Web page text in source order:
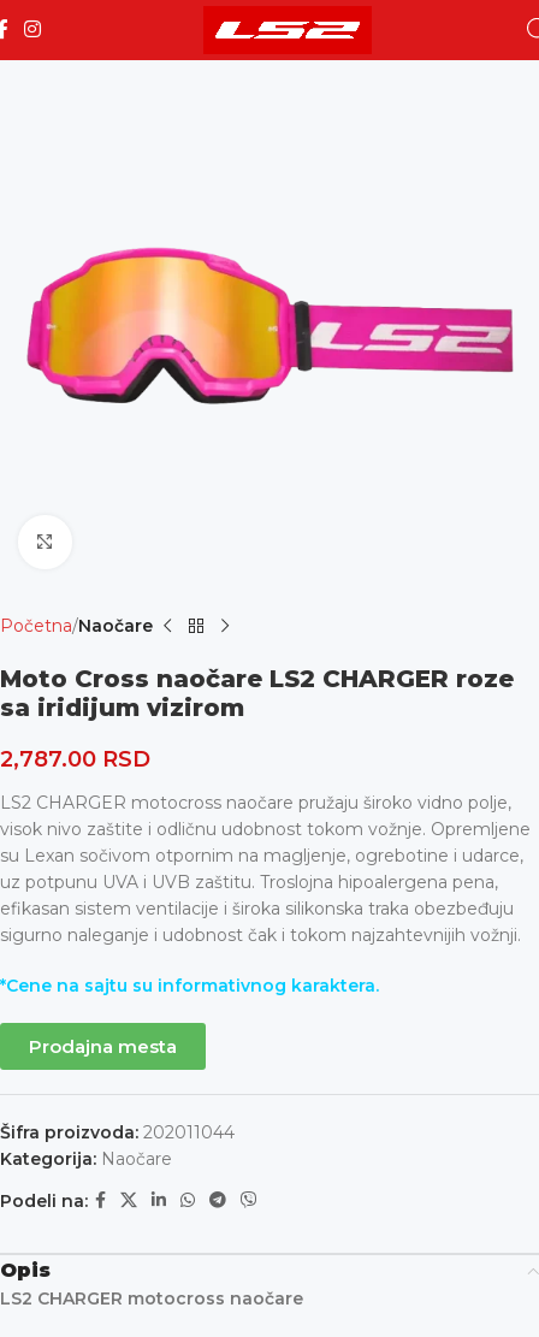
Početna Naočare
Moto Cross naočare LS2 CHARGER roze
sa iridijum vizirom
2,787.00 RSD
LS2 CHARGER motocross naočare pružaju široko vidno polje,
visok nivo zaštite i odličnu udobnost tokom vožnje. Opremljene
su Lexan sočivom otpornim na magljenje, ogrebotine i udarce,
uz potpunu UVA i UVB zaštitu. Troslojna hipoalergena pena,
efikasan sistem ventilacije i široka silikonska traka obezbeđuju
sigurno naleganje i udobnost čak i tokom najzahtevnijih vožnji.
*Cene na sajtu su informativnog karaktera.
Prodajna mesta
Šifra proizvoda: 202011044
Kategorija: Naočare
Podeli na:
Opis
LS2 CHARGER motocross naočare